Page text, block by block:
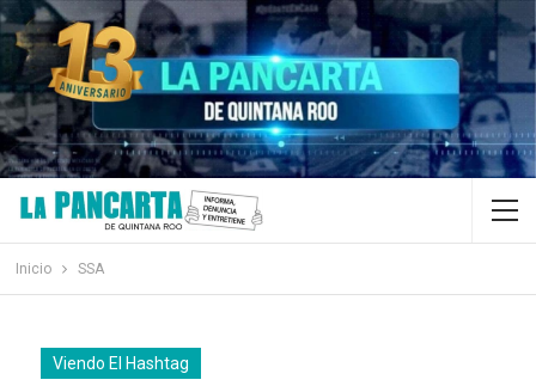
Inicio SSA
Viendo El Hashtag